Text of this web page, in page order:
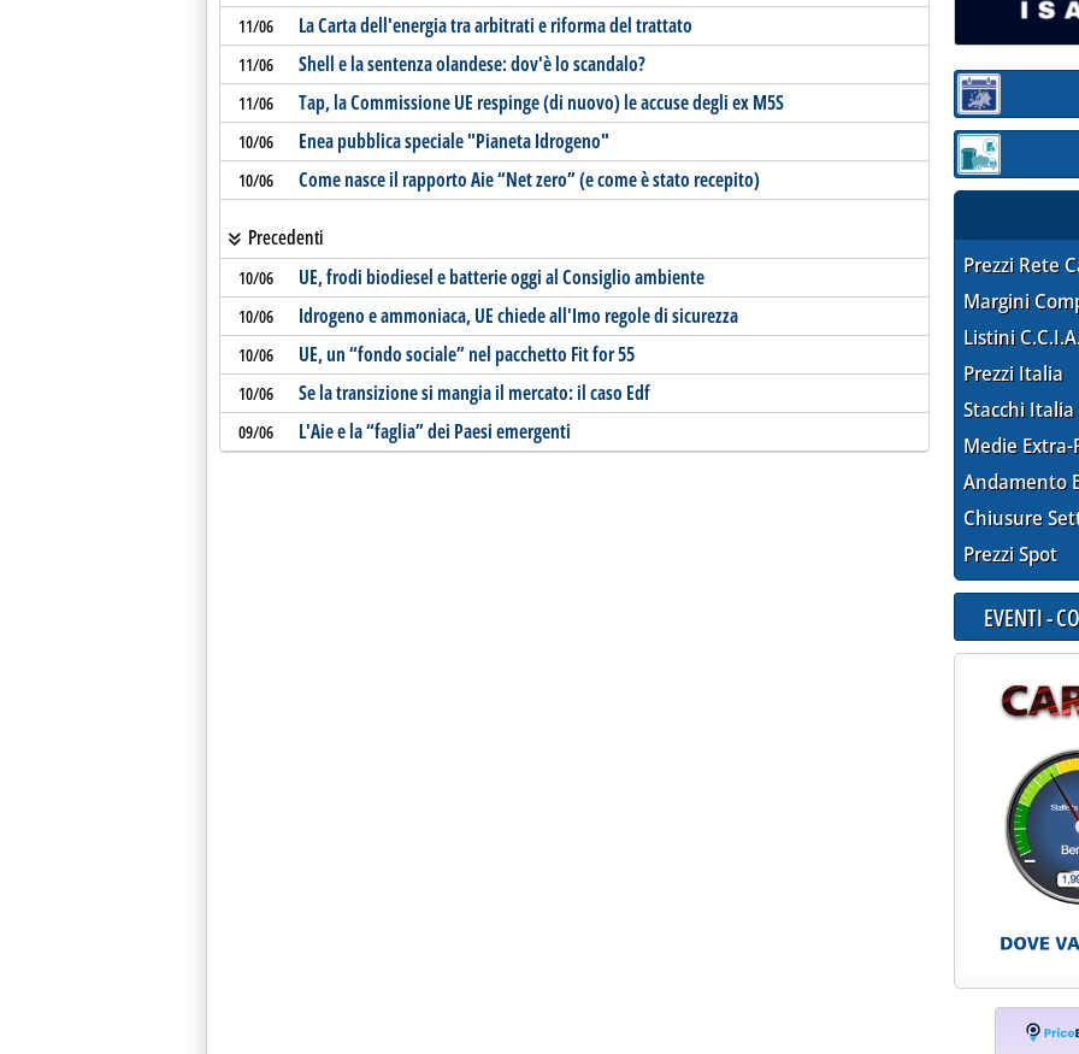
11/06 La Carta dell'energia tra arbitrati e riforma del trattato
11/06 Shell e la sentenza olandese: dov'è lo scandalo?
11/06 Tap, la Commissione UE respinge (di nuovo) le accuse degli ex M5S
10/06 Enea pubblica speciale "Pianeta Idrogeno"
10/06 Come nasce il rapporto Aie “Net zero” (e come è stato recepito)
Precedenti
10/06 UE, frodi biodiesel e batterie oggi al Consiglio ambiente
10/06 Idrogeno e ammoniaca, UE chiede all'Imo regole di sicurezza
10/06 UE, un “fondo sociale” nel pacchetto Fit for 55
10/06 Se la transizione si mangia il mercato: il caso Edf
09/06 L'Aie e la “faglia” dei Paesi emergenti
Sezione:
Sezione:
Prezzi Rete
Margini
Listini
Prezzi Italia
Stacchi Italia
Medie Extra-
Andamento
Chiusure
Prezzi Spot
EVENTI -